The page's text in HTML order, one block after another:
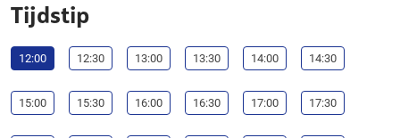
Tijdstip
12:00 12:30 13:00 13:30 14:00 14:30
15:00 15:30 16:00 16:30 17:00 17:30